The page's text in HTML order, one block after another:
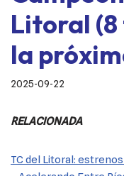
Litoral (8
la
2025-09-22
RELACIONADA
TC del Litoral: